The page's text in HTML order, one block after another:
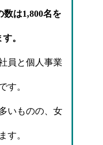
数は1,800名を
。
員と個人事業
す。
いものの、女
す。